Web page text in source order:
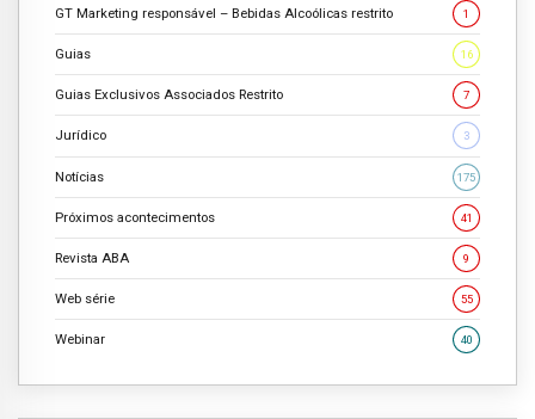
GT Marketing responsável – Bebidas Alcoólicas restrito 1
Guias 16
Guias Exclusivos Associados Restrito 7
Jurídico 3
Notícias 175
Próximos acontecimentos 41
Revista ABA 9
Web série 55
Webinar 40